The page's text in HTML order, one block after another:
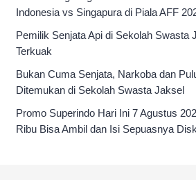
Indonesia vs Singapura di Piala AFF
Pemilik Senjata Api di Sekolah Swasta
Terkuak
Bukan Cuma Senjata, Narkoba dan
Ditemukan di Sekolah Swasta Jaksel
Promo Superindo Hari Ini 7 Agustus
Ribu Bisa Ambil dan Isi Sepuasnya